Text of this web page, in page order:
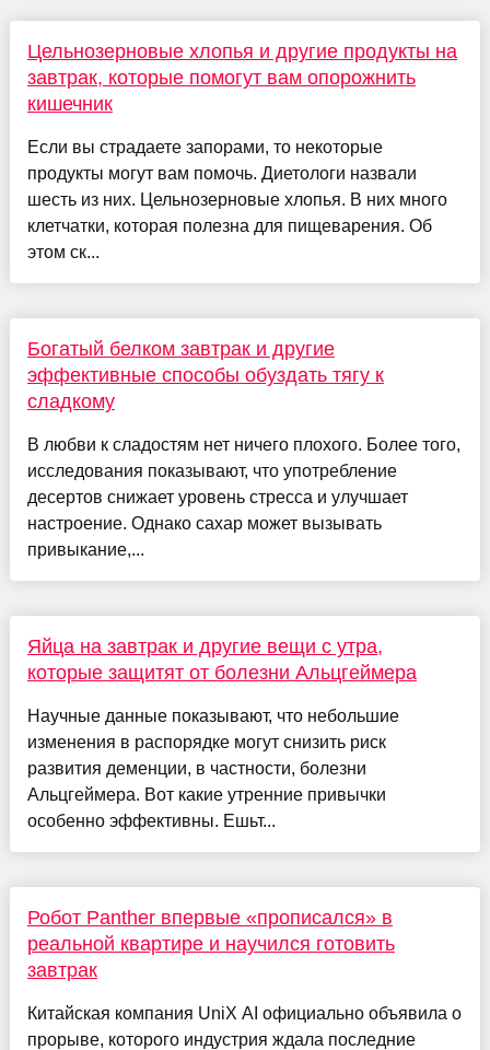
Цельнозерновые хлопья и другие продукты на
завтрак, которые помогут вам опорожнить
кишечник
Если вы страдаете запорами, то некоторые
продукты могут вам помочь. Диетологи назвали
шесть из них. Цельнозерновые хлопья. В них много
клетчатки, которая полезна для пищеварения. Об
этом ск...
Богатый белком завтрак и другие
эффективные способы обуздать тягу к
сладкому
В любви к сладостям нет ничего плохого. Более того,
исследования показывают, что употребление
десертов снижает уровень стресса и улучшает
настроение. Однако сахар может вызывать
привыкание,...
Яйца на завтрак и другие вещи с утра,
которые защитят от болезни Альцгеймера
Научные данные показывают, что небольшие
изменения в распорядке могут снизить риск
развития деменции, в частности, болезни
Альцгеймера. Вот какие утренние привычки
особенно эффективны. Ешьт...
Робот Panther впервые «прописался» в
реальной квартире и научился готовить
завтрак
Китайская компания UniX AI официально объявила о
прорыве, которого индустрия ждала последние